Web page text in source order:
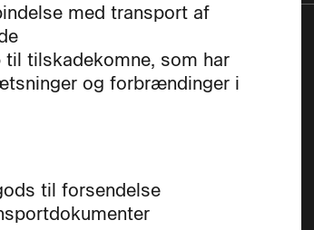
med transport af
tilskadekomne, som har
og forbrændinger i
til forsendelse